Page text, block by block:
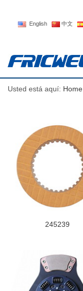
English 中文
Usted está aquí: Home
245239